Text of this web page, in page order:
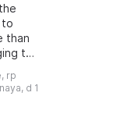
to
than
to
rp
d 1